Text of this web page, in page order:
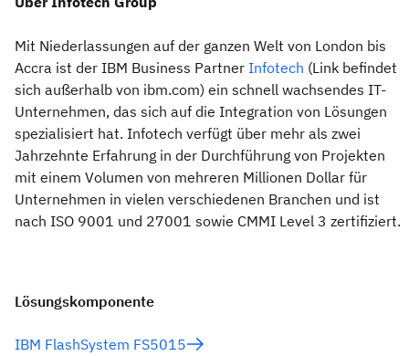
Mit Niederlassungen auf der ganzen Welt von London bis
Accra ist der IBM Business Partner Infotech (Link befindet
sich außerhalb von ibm.com) ein schnell wachsendes IT-
Unternehmen, das sich auf die Integration von Lösungen
spezialisiert hat. Infotech verfügt über mehr als zwei
Jahrzehnte Erfahrung in der Durchführung von Projekten
mit einem Volumen von mehreren Millionen Dollar für
Unternehmen in vielen verschiedenen Branchen und ist
nach ISO 9001 und 27001 sowie CMMI Level 3 zertifiziert.
Lösungskomponente
IBM FlashSystem FS5015